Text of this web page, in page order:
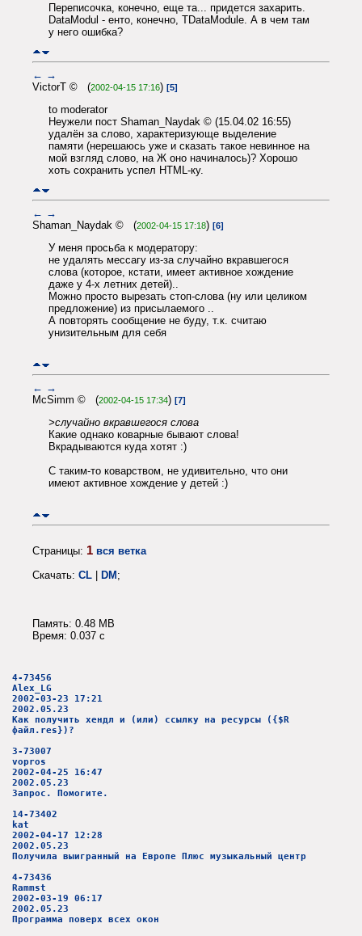
Переписочка, конечно, еще та... придется захарить.
DataModul - енто, конечно, TDataModule. А в чем там
у него ошибка?
← →
VictorT © (2002-04-15 17:16) [5]
to moderator
Неужели пост Shaman_Naydak © (15.04.02 16:55)
удалён за слово, характеризующе выделение
памяти (нерешаюсь уже и сказать такое невинное на
мой взгляд слово, на Ж оно начиналось)? Хорошо
хоть сохранить успел HTML-ку.
← →
Shaman_Naydak © (2002-04-15 17:18) [6]
У меня просьба к модератору:
не удалять мессагу из-за случайно вкравшегося
слова (которое, кстати, имеет активное хождение
даже у 4-х летних детей)..
Можно просто вырезать стоп-слова (ну или целиком
предложение) из присылаемого ..
А повторять сообщение не буду, т.к. считаю
унизительным для себя
← →
McSimm © (2002-04-15 17:34) [7]
>случайно вкравшегося слова
Какие однако коварные бывают слова!
Вкрадываются куда хотят :)
С таким-то коварством, не удивительно, что они
имеют активное хождение у детей :)
Страницы: 1 вся ветка
Скачать: CL | DM;
Память: 0.48 MB
Время: 0.037 c
4-73456
Alex_LG
2002-03-23 17:21
2002.05.23
Как получить хендл и (или) ссылку на ресурсы ({$R
файл.res})?
3-73007
vopros
2002-04-25 16:47
2002.05.23
Запрос. Помогите.
14-73402
kat
2002-04-17 12:28
2002.05.23
Получила выигранный на Европе Плюс музыкальный центр
4-73436
Rammst
2002-03-19 06:17
2002.05.23
Программа поверх всех окон